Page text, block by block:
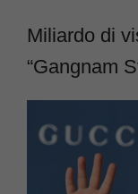
Miliardo di
“Gangnam